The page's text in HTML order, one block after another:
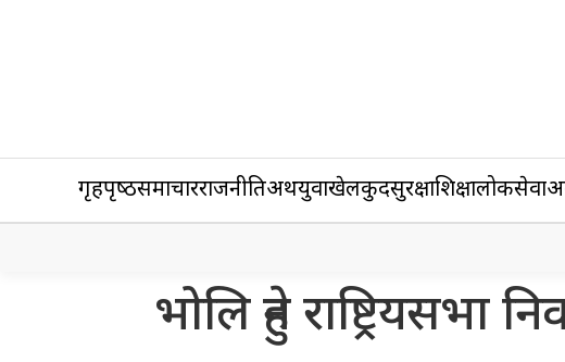
गृहपृष्‍ठसमाचारराजनीतिअर्थयुवाखेलकुदसुरक्षाशिक्षालोकसेवा
भोलि हुने राष्ट्रियसभा